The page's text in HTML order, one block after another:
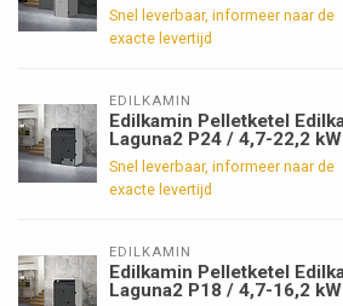
Snel leverbaar, informeer naar de
exacte levertijd
EDILKAMIN
Edilkamin Pelletketel
Laguna2 P24 / 4,7-22,2 kW
Snel leverbaar, informeer naar de
exacte levertijd
EDILKAMIN
Edilkamin Pelletketel
Laguna2 P18 / 4,7-16,2 kW